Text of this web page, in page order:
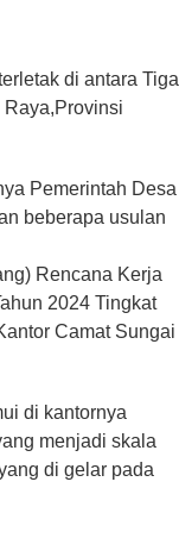
di antara Tiga
Pemerintah Desa
beberapa usulan
Rencana Kerja
2024 Tingkat
Camat Sungai
di kantornya
menjadi skala
di gelar pada